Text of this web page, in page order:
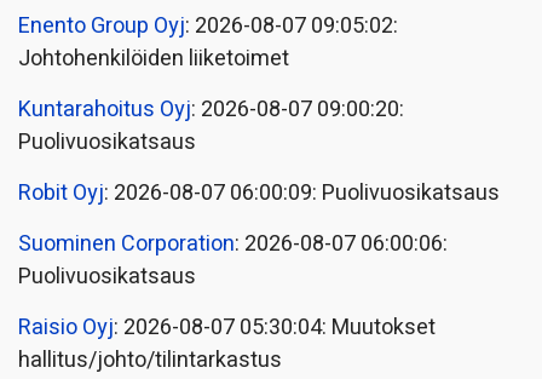
Enento Group Oyj: 2026-08-07 09:05:02:
Johtohenkilöiden liiketoimet
Kuntarahoitus Oyj: 2026-08-07 09:00:20:
Puolivuosikatsaus
Robit Oyj: 2026-08-07 06:00:09: Puolivuosikatsaus
Suominen Corporation: 2026-08-07 06:00:06:
Puolivuosikatsaus
Raisio Oyj: 2026-08-07 05:30:04: Muutokset
hallitus/johto/tilintarkastus